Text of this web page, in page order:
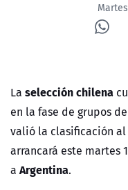
ÁREA DE PROYECTOS
La selección chilena
en la fase de grupos
valió la clasificación al
arrancará este martes
a Argentina.